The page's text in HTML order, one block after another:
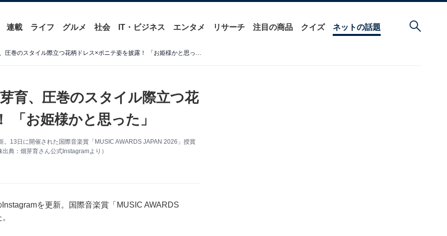
連載 ライフ グルメ 社会 IT・ビジネス エンタメ リサーチ 注目の商品 クイズ ネットの話題
「ありえんくらい綺麗」畑芽育、圧巻のスタイル際立つ花柄ドレス×ポニテ姿を披露！ 「お姫様かと思った」
育、圧巻のスタイル際立つ花
「お姫様かと思った」
13日に開催された国際⾳楽賞「MUSIC AWARDS JAPAN 2026」授賞
典：畑芽育さん公式Instagramより）
を更新。国際⾳楽賞「MUSIC AWARDS